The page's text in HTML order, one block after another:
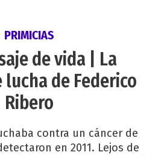
PRIMICIAS
de vida | La
de Federico
Ribero
contra un cáncer de
en 2011. Lejos de